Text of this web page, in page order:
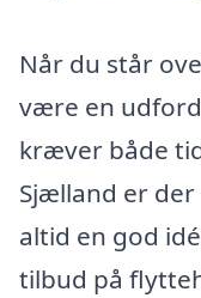
Når du står
være en
kræver både
Sjælland er
altid en god
tilbud på